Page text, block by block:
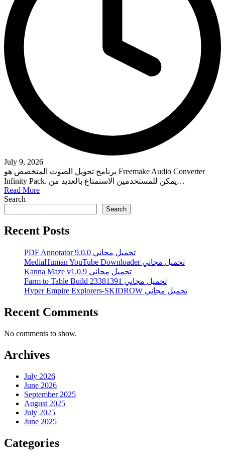
July 9, 2026
برنامج تحويل الصوت المتخصص هو Freemake Audio Converter
Infinity Pack. يمكن للمستخدمين الاستمتاع بالعديد من…
Read More
Search
Search
Recent Posts
PDF Annotator 9.0.0 تحميل مجاني
MediaHuman YouTube Downloader تحميل مجاني
Kanna Maze v1.0.9 تحميل مجاني
Farm to Table Build 23381391 تحميل مجاني
Hyper Empire Explorers-SKIDROW تحميل مجاني
Recent Comments
No comments to show.
Archives
July 2026
June 2026
September 2025
August 2025
July 2025
June 2025
Categories